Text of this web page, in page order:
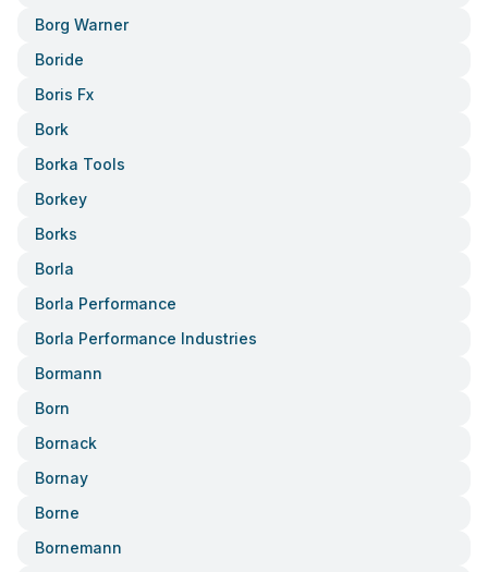
Borg Warner
Boride
Boris Fx
Bork
Borka Tools
Borkey
Borks
Borla
Borla Performance
Borla Performance Industries
Bormann
Born
Bornack
Bornay
Borne
Bornemann